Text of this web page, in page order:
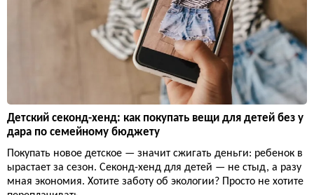
Детский секонд-хенд: как покупать вещи для детей без у
дара по семейному бюджету
Покупать новое детское — значит сжигать деньги: ребенок в
ырастает за сезон. Секонд-хенд для детей — не стыд, а разу
мная экономия. Хотите заботу об экологии? Просто не хотите